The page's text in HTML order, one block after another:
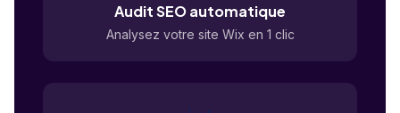
Audit SEO automatique
Analysez votre site Wix en 1 clic